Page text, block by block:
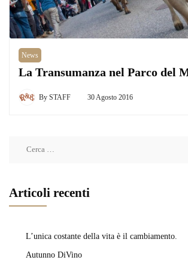
News
La Transumanza nel Parco del
By STAFF 30 Agosto 2016
Articoli recenti
L’unica costante della vita è il cambiamento.
Autunno DiVino